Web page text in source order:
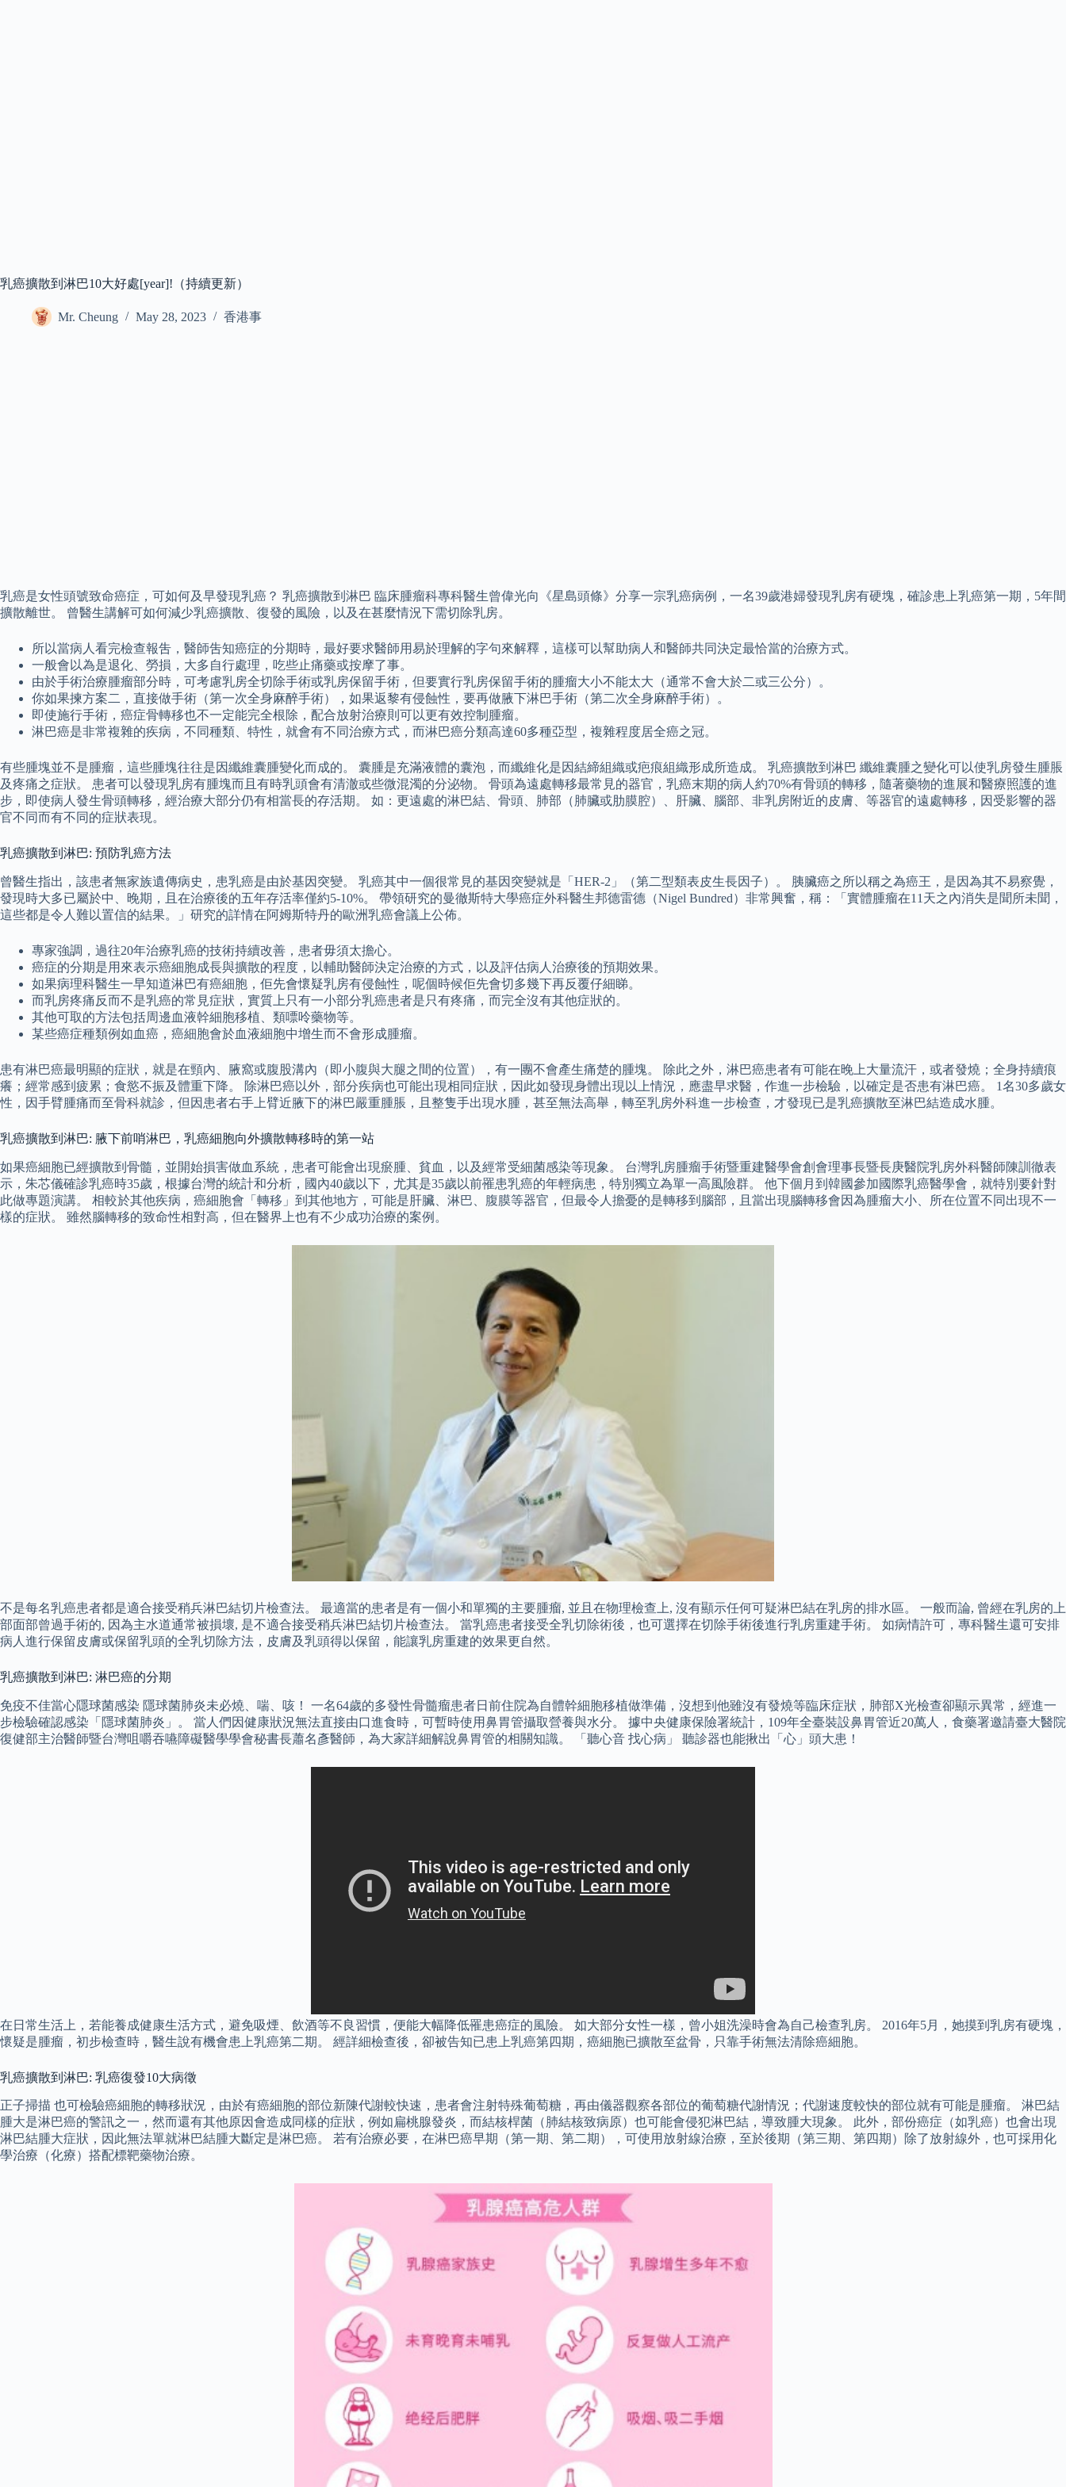
乳癌擴散到淋巴10大好處[year]!（持續更新）
Mr. Cheung May 28, 2023 香港事
乳癌是女性頭號致命癌症，可如何及早發現乳癌？ 乳癌擴散到淋巴 臨床腫瘤科專科醫生曾偉光向《星島頭條》分享一宗乳癌病例，一名39歲港婦發現乳房有硬塊，確診患上乳癌第一期，5年間
擴散離世。 曾醫生講解可如何減少乳癌擴散、復發的風險，以及在甚麼情況下需切除乳房。
所以當病人看完檢查報吿，醫師吿知癌症的分期時，最好要求醫師用易於理解的字句來解釋，這樣可以幫助病人和醫師共同決定最恰當的治療方式。
一般會以為是退化、勞損，大多自行處理，吃些止痛藥或按摩了事。
由於手術治療腫瘤部分時，可考慮乳房全切除手術或乳房保留手術，但要實行乳房保留手術的腫瘤大小不能太大（通常不會大於二或三公分）。
你如果揀方案二，直接做手術（第一次全身麻醉手術），如果返黎有侵蝕性，要再做腋下淋巴手術（第二次全身麻醉手術）。
即使施行手術，癌症骨轉移也不一定能完全根除，配合放射治療則可以更有效控制腫瘤。
淋巴癌是非常複雜的疾病，不同種類、特性，就會有不同治療方式，而淋巴癌分類高達60多種亞型，複雜程度居全癌之冠。
有些腫塊並不是腫瘤，這些腫塊往往是因纖維囊腫變化而成的。 囊腫是充滿液體的囊泡，而纖維化是因結締組織或疤痕組織形成所造成。 乳癌擴散到淋巴 纖維囊腫之變化可以使乳房發生腫脹
及疼痛之症狀。 患者可以發現乳房有腫塊而且有時乳頭會有清澈或些微混濁的分泌物。 骨頭為遠處轉移最常見的器官，乳癌末期的病人約70%有骨頭的轉移，隨著藥物的進展和醫療照護的進
步，即使病人發生骨頭轉移，經治療大部分仍有相當長的存活期。 如：更遠處的淋巴結、骨頭、肺部（肺臟或肋膜腔）、肝臟、腦部、非乳房附近的皮膚、等器官的遠處轉移，因受影響的器
官不同而有不同的症狀表現。
乳癌擴散到淋巴: 預防乳癌方法
曾醫生指出，該患者無家族遺傳病史，患乳癌是由於基因突變。 乳癌其中一個很常見的基因突變就是「HER-2」（第二型類表皮生長因子）。 胰臟癌之所以稱之為癌王，是因為其不易察覺，
發現時大多已屬於中、晚期，且在治療後的五年存活率僅約5-10%。 帶領研究的曼徹斯特大學癌症外科醫生邦德雷德（Nigel Bundred）非常興奮，稱：「實體腫瘤在11天之內消失是聞所未聞，
這些都是令人難以置信的結果。」研究的詳情在阿姆斯特丹的歐洲乳癌會議上公佈。
專家強調，過往20年治療乳癌的技術持續改善，患者毋須太擔心。
癌症的分期是用來表示癌細胞成長與擴散的程度，以輔助醫師決定治療的方式，以及評估病人治療後的預期效果。
如果病理科醫生一早知道淋巴有癌細胞，佢先會懷疑乳房有侵蝕性，呢個時候佢先會切多幾下再反覆仔細睇。
而乳房疼痛反而不是乳癌的常見症狀，實質上只有一小部分乳癌患者是只有疼痛，而完全沒有其他症狀的。
其他可取的方法包括周邊血液幹細胞移植、類嘌呤藥物等。
某些癌症種類例如血癌，癌細胞會於血液細胞中增生而不會形成腫瘤。
患有淋巴癌最明顯的症狀，就是在頸內、腋窩或腹股溝內（即小腹與大腿之間的位置），有一團不會產生痛楚的腫塊。 除此之外，淋巴癌患者有可能在晚上大量流汗，或者發燒；全身持續痕
癢；經常感到疲累；食慾不振及體重下降。 除淋巴癌以外，部分疾病也可能出現相同症狀，因此如發現身體出現以上情況，應盡早求醫，作進一步檢驗，以確定是否患有淋巴癌。 1名30多歲女
性，因手臂腫痛而至骨科就診，但因患者右手上臂近腋下的淋巴嚴重腫脹，且整隻手出現水腫，甚至無法高舉，轉至乳房外科進一步檢查，才發現已是乳癌擴散至淋巴結造成水腫。
乳癌擴散到淋巴: 腋下前哨淋巴，乳癌細胞向外擴散轉移時的第一站
如果癌細胞已經擴散到骨髓，並開始損害做血系統，患者可能會出現瘀腫、貧血，以及經常受細菌感染等現象。 台灣乳房腫瘤手術暨重建醫學會創會理事長暨長庚醫院乳房外科醫師陳訓徹表
示，朱芯儀確診乳癌時35歲，根據台灣的統計和分析，國內40歲以下，尤其是35歲以前罹患乳癌的年輕病患，特別獨立為單一高風險群。 他下個月到韓國參加國際乳癌醫學會，就特別要針對
此做專題演講。 相較於其他疾病，癌細胞會「轉移」到其他地方，可能是肝臟、淋巴、腹膜等器官，但最令人擔憂的是轉移到腦部，且當出現腦轉移會因為腫瘤大小、所在位置不同出現不一
樣的症狀。 雖然腦轉移的致命性相對高，但在醫界上也有不少成功治療的案例。
不是每名乳癌患者都是適合接受稍兵淋巴結切片檢查法。 最適當的患者是有一個小和單獨的主要腫瘤, 並且在物理檢查上, 沒有顯示任何可疑淋巴結在乳房的排水區。 一般而論, 曾經在乳房的上
部面部曾過手術的, 因為主水道通常被損壞, 是不適合接受稍兵淋巴結切片檢查法。 當乳癌患者接受全乳切除術後，也可選擇在切除手術後進行乳房重建手術。 如病情許可，專科醫生還可安排
病人進行保留皮膚或保留乳頭的全乳切除方法，皮膚及乳頭得以保留，能讓乳房重建的效果更自然。
乳癌擴散到淋巴: 淋巴癌的分期
免疫不佳當心隱球菌感染 隱球菌肺炎未必燒、喘、咳！ 一名64歲的多發性骨髓瘤患者日前住院為自體幹細胞移植做準備，沒想到他雖沒有發燒等臨床症狀，肺部X光檢查卻顯示異常，經進一
步檢驗確認感染「隱球菌肺炎」。 當人們因健康狀況無法直接由口進食時，可暫時使用鼻胃管攝取營養與水分。 據中央健康保險署統計，109年全臺裝設鼻胃管近20萬人，食藥署邀請臺大醫院
復健部主治醫師暨台灣咀嚼吞嚥障礙醫學學會秘書長蕭名彥醫師，為大家詳細解說鼻胃管的相關知識。 「聽心音 找心病」 聽診器也能揪出「心」頭大患！
在日常生活上，若能養成健康生活方式，避免吸煙、飲酒等不良習慣，便能大幅降低罹患癌症的風險。 如大部分女性一樣，曾小姐洗澡時會為自己檢查乳房。 2016年5月，她摸到乳房有硬塊，
懷疑是腫瘤，初步檢查時，醫生說有機會患上乳癌第二期。 經詳細檢查後，卻被告知已患上乳癌第四期，癌細胞已擴散至盆骨，只靠手術無法清除癌細胞。
乳癌擴散到淋巴: 乳癌復發10大病徵
正子掃描 也可檢驗癌細胞的轉移狀況，由於有癌細胞的部位新陳代謝較快速，患者會注射特殊葡萄糖，再由儀器觀察各部位的葡萄糖代謝情況；代謝速度較快的部位就有可能是腫瘤。 淋巴結
腫大是淋巴癌的警訊之一，然而還有其他原因會造成同樣的症狀，例如扁桃腺發炎，而結核桿菌（肺結核致病原）也可能會侵犯淋巴結，導致腫大現象。 此外，部份癌症（如乳癌）也會出現
淋巴結腫大症狀，因此無法單就淋巴結腫大斷定是淋巴癌。 若有治療必要，在淋巴癌早期（第一期、第二期），可使用放射線治療，至於後期（第三期、第四期）除了放射線外，也可採用化
學治療（化療）搭配標靶藥物治療。